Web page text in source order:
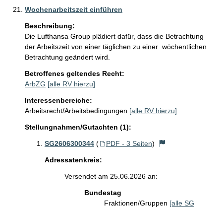
Wochenarbeitszeit einführen
Beschreibung:
Die Lufthansa Group plädiert dafür, dass die Betrachtung
der Arbeitszeit von einer täglichen zu einer  wöchentlichen
Betrachtung geändert wird.
Betroffenes geltendes Recht:
ArbZG [alle RV hierzu]
Interessenbereiche:
Arbeitsrecht/Arbeitsbedingungen [alle RV hierzu]
Stellungnahmen/Gutachten (1):
SG2606300344 ( PDF - 3 Seiten)
Adressatenkreis:
Versendet am 25.06.2026 an:
Bundestag
Fraktionen/Gruppen [alle SG